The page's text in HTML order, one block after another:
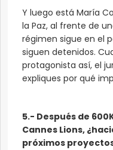
Y luego está María
la Paz, al frente de
régimen sigue en el
siguen detenidos.
protagonista así, el
expliques por qué
5.- Después de
Cannes Lions,
próximos